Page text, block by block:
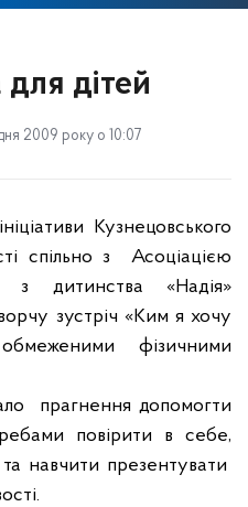
дітей
2009 року о 10:07
Кузнецовського
спільно з
Асоціацією
з дитинства «Надія»
зустріч «Ким я хочу
фізичними
прагнення допомогти
повірити в себе,
навчити презентувати